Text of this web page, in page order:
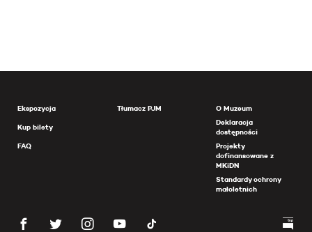
Ekspozycja
Kup bilety
FAQ
Tłumacz PJM
O Muzeum
Deklaracja
dostępności
Projekty
dofinansowane z
MKiDN
Standardy ochrony
małoletnich